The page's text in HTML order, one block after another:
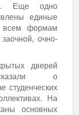
Еще одно
единые
всем формам
очно-
дверей
о
студенческих
На
основных